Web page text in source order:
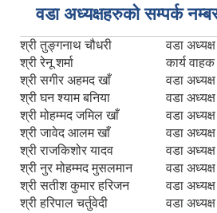
वडा अध्यक्षहरुको सम्पर्क
श्री तुङ्गनाथ चौधरी वडा
श्री रेनू शर्मा
कार्य
श्री सगीर अहमद खाँ
वडा
श्री घन श्याम बनिया
वडा
श्री मोहम्मद जमिल खाँ
वडा
श्री जावेद आलम खाँ
वडा
श्री राजकिशोर यादव
वडा
श्री नुर मोहम्मद मुसलमान
वडा
श्री सतीश कुमार हरिजन
वडा
श्री हरिपाल चर्तुवेदी
वडा